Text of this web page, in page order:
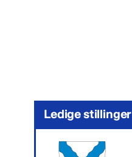
Ledige stillinger